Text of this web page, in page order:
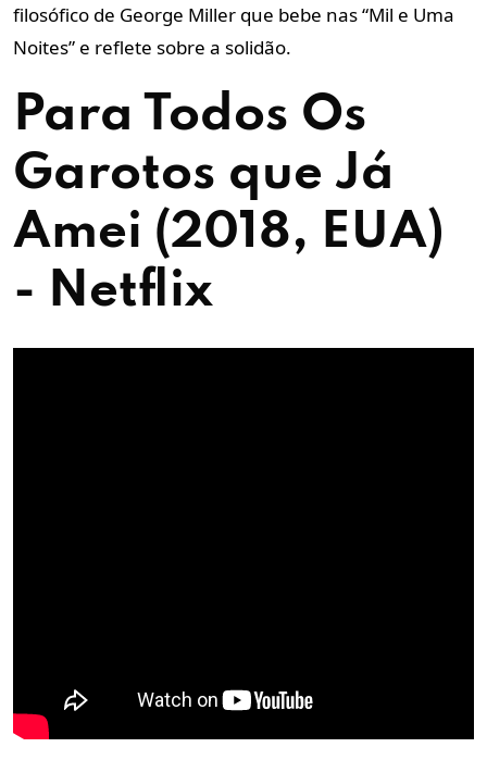
filosófico de George Miller que bebe nas “Mil e Uma
Noites” e reflete sobre a solidão.
Para Todos Os
Garotos que Já
Amei (2018, EUA)
- Netflix